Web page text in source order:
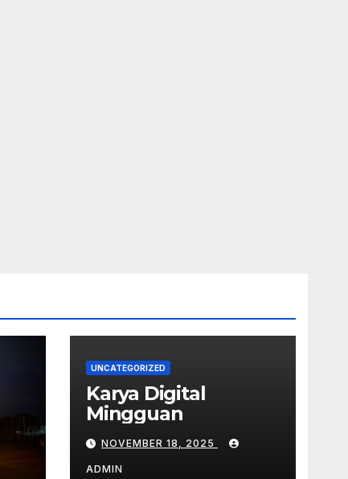
UNCATEGORIZED
Karya Digital
Mingguan
NOVEMBER 18, 2025
ADMIN